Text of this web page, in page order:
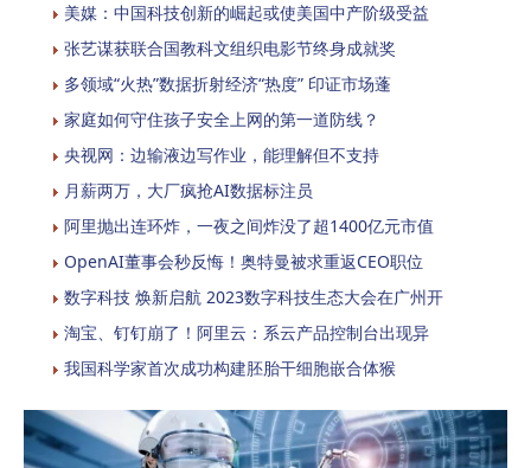
美媒：中国科技创新的崛起或使美国中产阶级受益
张艺谋获联合国教科文组织电影节终身成就奖
多领域“火热”数据折射经济“热度” 印证市场蓬
家庭如何守住孩子安全上网的第一道防线？
央视网：边输液边写作业，能理解但不支持
月薪两万，大厂疯抢AI数据标注员
阿里抛出连环炸，一夜之间炸没了超1400亿元市值
OpenAI董事会秒反悔！奥特曼被求重返CEO职位
数字科技 焕新启航 2023数字科技生态大会在广州开
淘宝、钉钉崩了！阿里云：系云产品控制台出现异
我国科学家首次成功构建胚胎干细胞嵌合体猴